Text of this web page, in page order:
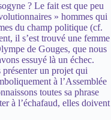
? Le fait est que peu
» hommes qui
du champ politique (cf.
il s’est trouvé une femme
de Gouges, que nous
essuyé là un échec.
un projet qui
à l’Assemblée
toutes sa phrase
à l’échafaud, elles doivent